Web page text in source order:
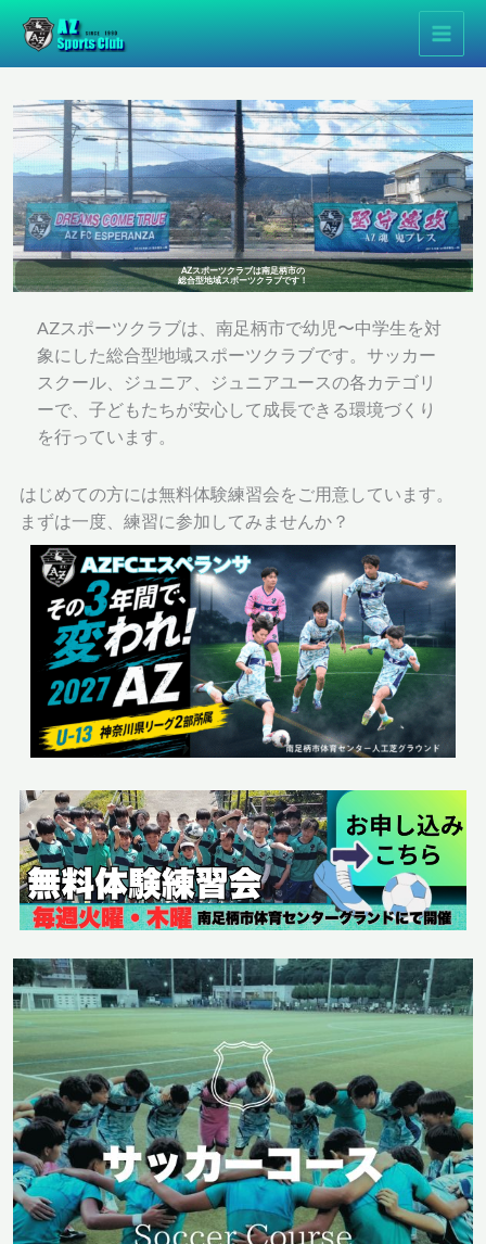
キ
ッ
プ
Main
AZスポーツクラブは南足柄市の
総合型地域スポーツクラブです！
はじめての方には無料体験練習会をご用意しています。
まずは一度、練習に参加してみませんか？
AZスポーツクラブは、南足柄市で幼児〜中学生を対
象にした総合型地域スポーツクラブです。サッカー
スクール、ジュニア、ジュニアユースの各カテゴリ
ーで、子どもたちが安心して成長できる環境づくり
を行っています。